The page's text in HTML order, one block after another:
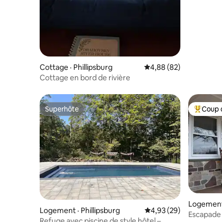
Cottage · Phillipsburg Note moyenne de
4,88 (82)
Cottage en bord de rivière
Superhôte
Superhôte
Logement · Phillipsburg Note moyenne de
4,93 (29)
Coup
Coup